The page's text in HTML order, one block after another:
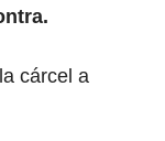
cárcel a